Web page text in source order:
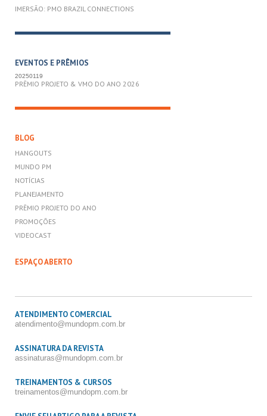
IMERSÃO: PMO BRAZIL CONNECTIONS
EVENTOS E PRÊMIOS
20250119
PRÊMIO PROJETO & VMO DO ANO 2026
BLOG
HANGOUTS
MUNDO PM
NOTÍCIAS
PLANEJAMENTO
PRÊMIO PROJETO DO ANO
PROMOÇÕES
VIDEOCAST
ESPAÇO ABERTO
ATENDIMENTO COMERCIAL
atendimento@mundopm.com.br
ASSINATURA DA REVISTA
assinaturas@mundopm.com.br
TREINAMENTOS & CURSOS
treinamentos@mundopm.com.br